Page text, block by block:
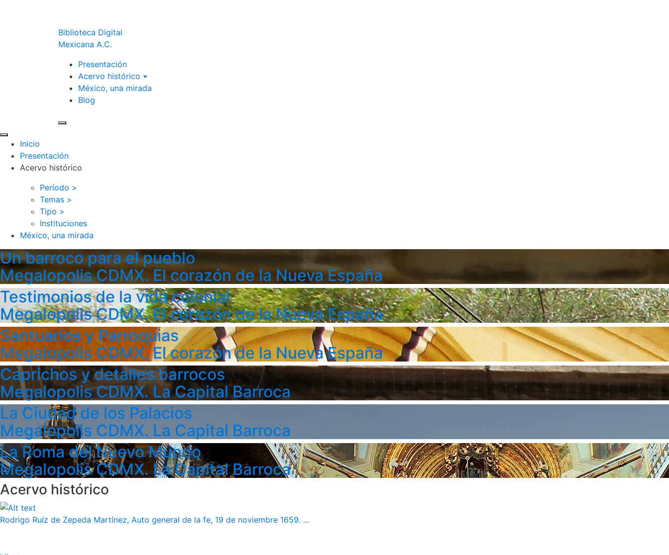
Biblioteca Digital
Mexicana A.C.
Presentación
Acervo histórico
México, una mirada
Blog
Inicio
Presentación
Acervo histórico
Período >
Temas >
Tipo >
Instituciones
México, una mirada
Un barroco para el pueblo
Megalopolis CDMX. El corazón de la Nueva España
Testimonios de la vida colonial
Megalopolis CDMX. El corazón de la Nueva España
Santuarios y Parroquias
Megalopolis CDMX. El corazón de la Nueva España
Caprichos y detalles barrocos
Megalopolis CDMX. La Capital Barroca
La Ciudad de los Palacios
Megalopolis CDMX. La Capital Barroca
La Roma del Nuevo Mundo
Megalopolis CDMX. La Capital Barroca
Acervo histórico
Rodrigo Ruíz de Zepeda Martínez, Auto general de la fe, 19 de noviembre 1659. ...